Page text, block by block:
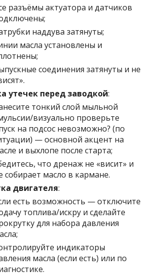
разъёмы актуатора и датчиков
наддува затянуты;
масла установлены и
соединения затянуты и не
утечек перед заводкой:
тонкий слой мыльной
визуально проверьте
на подсос невозможно? (по
— основной акцент на
и выхлопе после старта;
что дренаж не «висит» и
собирает масло в кармане.
двигателя:
есть возможность — отключите
топлива/искру и сделайте
для набора давления
индикаторы
масла (если есть) или по